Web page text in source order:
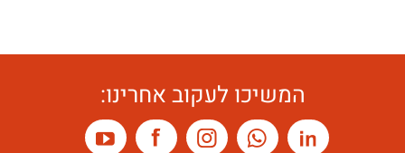
המשיכו לעקוב אחרינו: